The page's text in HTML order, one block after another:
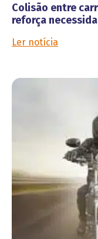
Colisão entre
reforça
Ler notícia